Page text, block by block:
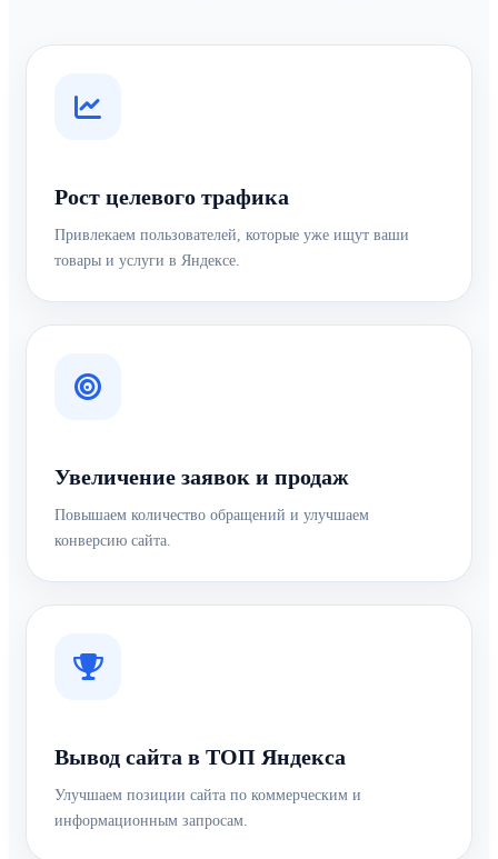
Рост целевого трафика
Привлекаем пользователей, которые уже ищут ваши
товары и услуги в Яндексе.
Увеличение заявок и продаж
Повышаем количество обращений и улучшаем
конверсию сайта.
Вывод сайта в ТОП Яндекса
Улучшаем позиции сайта по коммерческим и
информационным запросам.